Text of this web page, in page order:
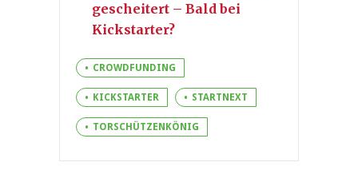
gescheitert – Bald bei
Kickstarter?
CROWDFUNDING
KICKSTARTER STARTNEXT
TORSCHÜTZENKÖNIG